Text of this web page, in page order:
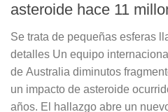
asteroide hace 11
Se trata de pequeñas esferas
detalles Un equipo
de Australia diminutos
un impacto de asteroide
años. El hallazgo abre un